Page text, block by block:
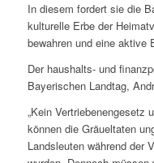
In diesem fordert sie die
kulturelle Erbe der
bewahren und eine aktive
Der haushalts- und
Bayerischen Landtag,
„Kein Vertriebenengesetz
können die Gräueltaten
Landsleuten während der